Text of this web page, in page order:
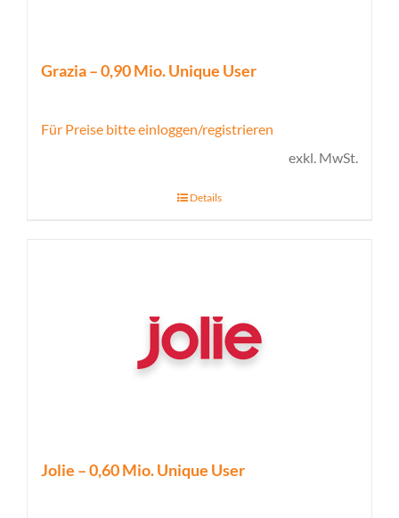
Grazia – 0,90 Mio. Unique User
Für Preise bitte einloggen/registrieren
exkl. MwSt.
Details
Jolie – 0,60 Mio. Unique User